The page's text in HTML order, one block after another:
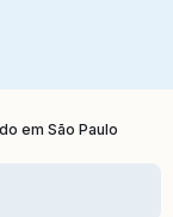
em São Paulo